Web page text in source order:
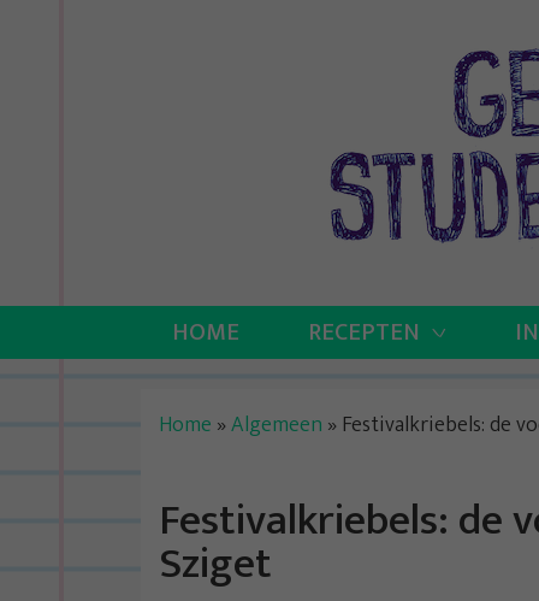
HOME RECEPTEN
Home »Algemeen » Festivalkriebels: de
Festivalkriebels: de
Sziget